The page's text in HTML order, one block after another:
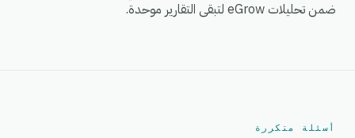
ضمن تحليلات eGrow لتبقى التقارير موحدة.
أسئلة متكررة